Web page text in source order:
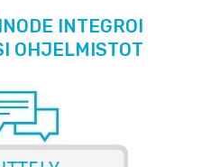
INTEGROI
OHJELMISTOT